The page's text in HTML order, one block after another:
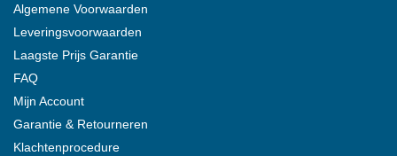
Algemene Voorwaarden
Leveringsvoorwaarden
Laagste Prijs Garantie
FAQ
Mijn Account
Garantie & Retourneren
Klachtenprocedure